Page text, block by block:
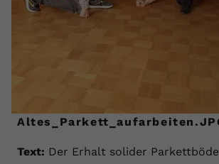
Text: Der Erhalt solider